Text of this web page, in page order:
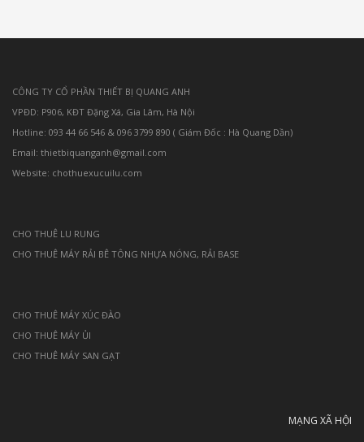
CÔNG TY CỔ PHẦN THIẾT BỊ QUANG ANH
VPĐD: P906, KĐT Đặng Xá, Gia Lâm, Hà Nội
Hotline: 093 44 66 546 & 096 3799 890 ( Giám Đốc : Hà Quang Dần)
Email: thietbiquanganh@gmail.com
Website: chothuexucuilu.com
CHO THUÊ LU RUNG
CHO THUÊ MÁY RẢI BÊ TÔNG NHỰA NÓNG, RẢI BASE
CHO THUÊ MÁY XÚC ĐÀO
CHO THUÊ MÁY ỦI
CHO THUÊ MÁY SAN GẠT
MẠNG XÃ HỘI